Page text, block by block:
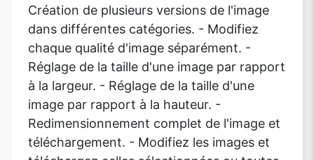
Création de plusieurs versions de l'image
dans différentes catégories. - Modifiez
chaque qualité d'image séparément. -
Réglage de la taille d'une image par rapport
à la largeur. - Réglage de la taille d'une
image par rapport à la hauteur. -
Redimensionnement complet de l'image et
téléchargement. - Modifiez les images et